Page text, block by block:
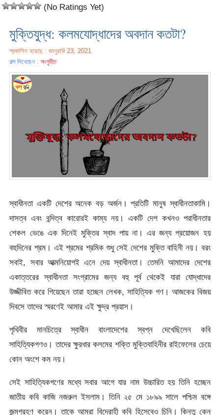
(No Ratings Yet)
মুক্তিযুদ্ধ: কলমযোদ্ধাদের অবদান কতটা?
প্রকাশিত হয়েছে : জানুয়ারি 23, 2021
গল্প লিখেছেন :সংগৃহীত
স্বাধীনতা একটি দেশের অনেক বড় অর্জন। প্রতিটি মানুষ স্বাধীনতাকামি।
দাসত্ব এবং বন্দিত্ব কারোরই কাম্য নয়। একটি দেশ কখনও পরাধীনতার
শেকল ভেঙে এক দিনেই মুক্তির স্বাদ পায় না। এর জন্য প্রয়োজন হয়
বহুদিনের শ্রম। এই শ্রমের শ্রমিক শুধু সেই দেশের মুক্তি বাহিনী নয়। বরং
সবাই, সবার আত্মনিয়োগই এনে দেয় স্বাধীনতা। তেমনি আমাদের দেশের
একাত্তরের স্বাধীনতা সংগ্রামের জন্য বহু পূর্ব থেকেই যারা যোদ্ধাদের
উজ্জীবিত করে গিয়েছেন তারা হচ্ছেন লেখক, সাহিত্যিক গণ। আজকের বিজয়
দিবসে তাদের স্মরণেই আমার এই ক্ষুদ্র প্রয়াস।
পৃথিবীর মানচিত্রে স্বাধীন বাংলাদেশের স্বপ্ন দেখেছিলেন কবি
সাহিত্যিকগণও। তাদের ক্ষুরধার কলমের শক্তি মুক্তিবাহিনীর রাইফেলের চেয়ে
কোন অংশে কম নয়।
সেই সাহিত্যিকগণের মধ্যে সবার আগে যার নাম উচ্চারিত হয় তিনি হচ্ছেন
জাতীয় কবি কাজি নজরুল ইসলাম। তিনি ২৫ মে ১৮৯৯ সালে পশ্চিম বঙ্গে
জন্মগ্রহণ করেন। তাকে আমরা বিদ্রোহী কবি হিসেবেও চিনি। কিন্তু কেন